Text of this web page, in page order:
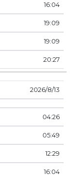
16:04
19:09
19:09
20:27
13‏‏/8‏‏/2026
04:26
05:49
12:29
16:04